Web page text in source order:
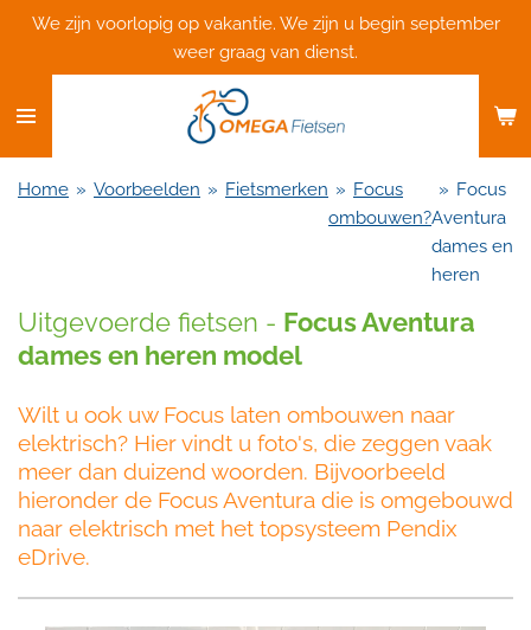
Ga
de
We zijn voorlopig op vakantie. We zijn u begin september
weer graag van dienst.
Home » Voorbeelden » Fietsmerken » Focus
ombouwen?
» Focus
Aventura
dames en
heren
Uitgevoerde fietsen - Focus Aventura
dames en heren model
Wilt u ook uw Focus laten ombouwen naar
elektrisch? Hier vindt u foto's, die zeggen vaak
meer dan duizend woorden. Bijvoorbeeld
hieronder de Focus Aventura die is omgebouwd
naar elektrisch met het topsysteem Pendix
eDrive.